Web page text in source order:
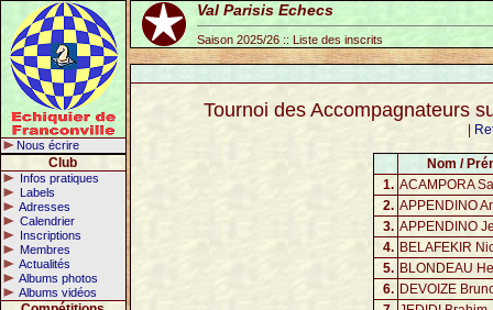
Nous écrire
Club
Infos pratiques
Labels
Adresses
Calendrier
Inscriptions
Membres
Actualités
Albums photos
Albums vidéos
Val Parisis Echecs
Saison 2025/26 :: Liste des inscrits
Tournoi des Accompagnateurs
Nom /
1. ACAMPORA
2. APPENDINO
3. APPENDINO
4. BELAFEKIR
5. BLONDEAU
6. DEVOIZE